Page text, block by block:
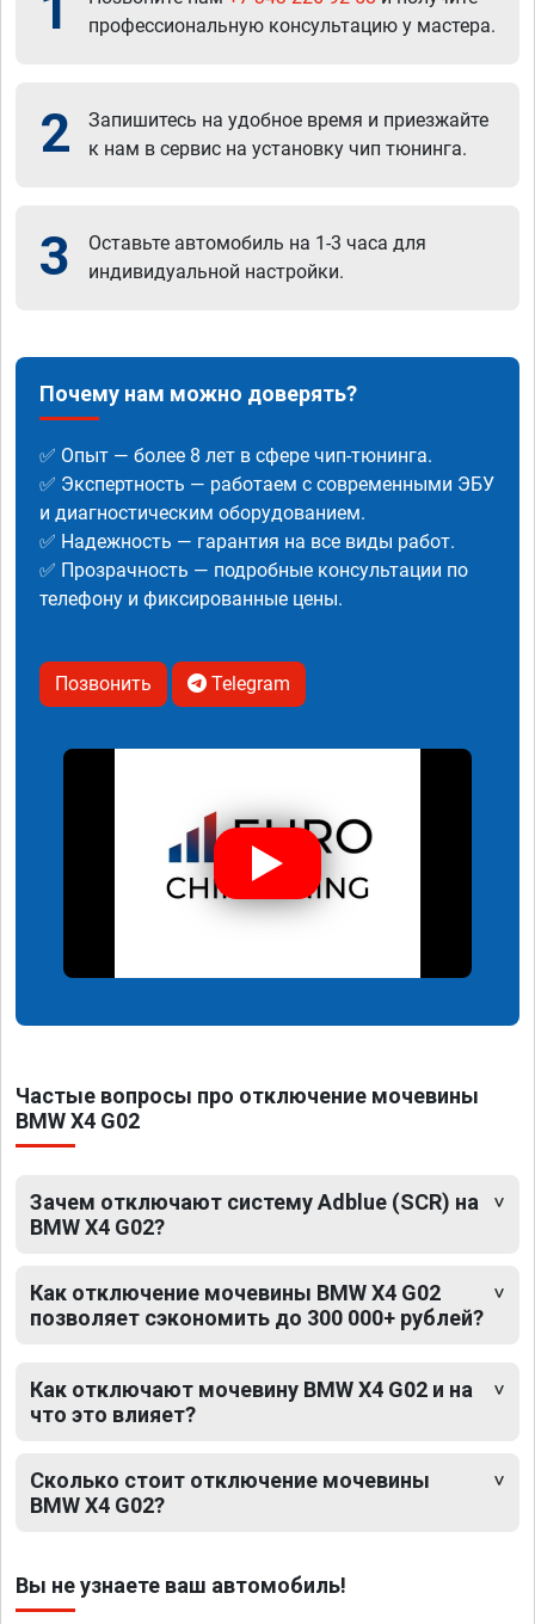
профессиональную консультацию у мастера.
2
Запишитесь на удобное время и приезжайте
к нам в сервис на установку чип тюнинга.
3
Оставьте автомобиль на 1-3 часа для
индивидуальной настройки.
Почему нам можно доверять?
✅ Опыт — более 8 лет в сфере чип-тюнинга.
✅ Экспертность — работаем с современными ЭБУ
и диагностическим оборудованием.
✅ Надежность — гарантия на все виды работ.
✅ Прозрачность — подробные консультации по
телефону и фиксированные цены.
Позвонить Telegram
Частые вопросы про отключение мочевины
BMW X4 G02
Зачем отключают систему Adblue (SCR) на
BMW X4 G02?
Как отключение мочевины BMW X4 G02
позволяет сэкономить до 300 000+ рублей?
Как отключают мочевину BMW X4 G02 и на
что это влияет?
Сколько стоит отключение мочевины
BMW X4 G02?
Вы не узнаете ваш автомобиль!